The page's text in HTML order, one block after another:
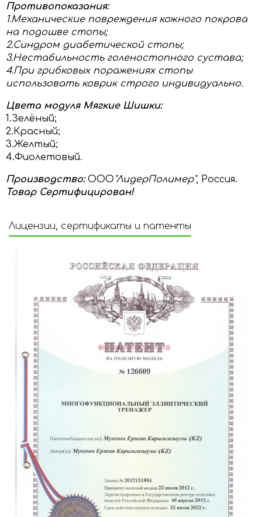
Противопоказания:
1.Механические повреждения кожного покрова
на подошве стопы;
2.Синдром диабетической стопы;
3.Нестабильность голеностопного сустава;
4.При грибковых поражениях стопы
использовать коврик строго индивидуально.
Цвета модуля Мягкие Шишки:
1.Зелёный;
2.Красный;
3.Желтый;
4.Фиолетовый.
Производство:ООО "ЛидерПолимер", Россия.
Товар Сертифицирован!
Лицензии, сертификаты и патенты